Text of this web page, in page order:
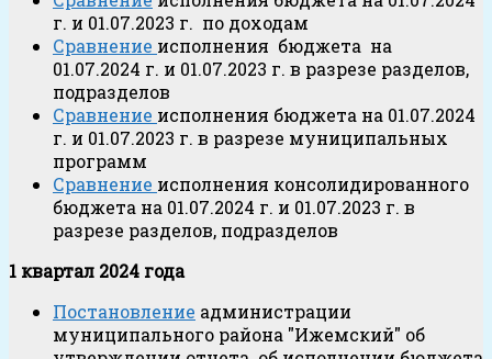
г. и 01.07.2023 г. по доходам
Сравнение исполнения бюджета на
01.07.2024 г. и 01.07.2023 г. в разрезе разделов,
подразделов
Сравнение исполнения бюджета на 01.07.2024
г. и 01.07.2023 г. в разрезе муниципальных
программ
Сравнение исполнения консолидированного
бюджета на 01.07.2024 г. и 01.07.2023 г. в
разрезе разделов, подразделов
1 квартал 2024 года
Постановление администрации
муниципального района "Ижемский" об